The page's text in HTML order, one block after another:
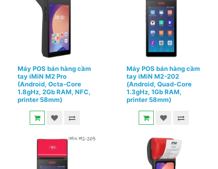
Máy POS bán hàng cầm
tay iMiN M2 Pro
(Android, Octa-Core
1.8gHz, 2Gb RAM, NFC,
printer 58mm)
5.200.000đ
Máy POS bán hàng cầm
tay iMiN M2-202
(Android, Quad-Core
1.3gHz, 1Gb RAM,
printer 58mm)
4.250.000đ